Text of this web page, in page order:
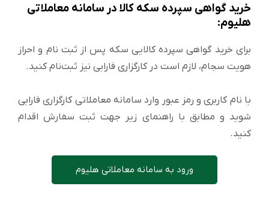
خرید گواهی سپرده سکه کالا در سامانه معاملاتی
هلیوم:
برای خرید گواهی سپرده کالایی سکه پس از ثبت نام و احراز
هویت سجام، لازم است در کارگزاری فارابی نیز ثبت‌نام کنید.
با نام کاربری و رمز عبور وارد سامانه معاملاتی کارگزاری فارابی
شوید و مطابق با راهنمای زیر جهت ثبت سفارش اقدام
کنید.
ورود به سامانه معاملاتی هلیوم